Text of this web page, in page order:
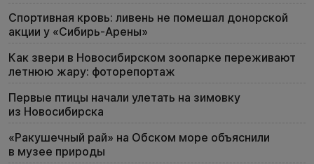
Спортивная кровь: ливень не помешал донорской
акции у «Сибирь-Арены»
Как звери в Новосибирском зоопарке переживают
летнюю жару: фоторепортаж
Первые птицы начали улетать на зимовку
из Новосибирска
«Ракушечный рай» на Обском море объяснили
в музее природы